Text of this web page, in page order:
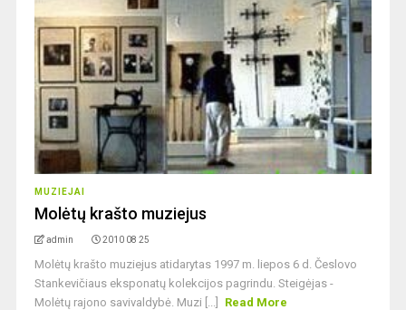
MUZIEJAI
Molėtų krašto muziejus
admin 2010 08 25
Molėtų krašto muziejus atidarytas 1997 m. liepos 6 d. Česlovo
Stankevičiaus eksponatų kolekcijos pagrindu. Steigėjas -
Molėtų rajono savivaldybė. Muzi [...]
Read More